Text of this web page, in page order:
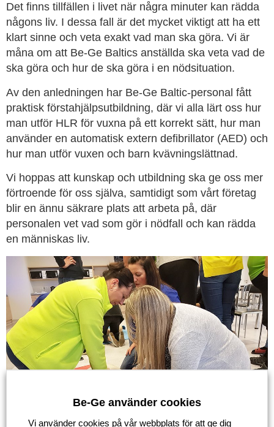
Det finns tillfällen i livet när några minuter kan rädda
någons liv. I dessa fall är det mycket viktigt att ha ett
klart sinne och veta exakt vad man ska göra. Vi är
måna om att Be-Ge Baltics anställda ska veta vad de
ska göra och hur de ska göra i en nödsituation.
Av den anledningen har Be-Ge Baltic-personal fått
praktisk förstahjälpsutbildning, där vi alla lärt oss hur
man utför HLR för vuxna på ett korrekt sätt, hur man
använder en automatisk extern defibrillator (AED) och
hur man utför vuxen och barn kvävningslättnad.
Vi hoppas att kunskap och utbildning ska ge oss mer
förtroende för oss själva, samtidigt som vårt företag
blir en ännu säkrare plats att arbeta på, där
personalen vet vad som gör i nödfall och kan rädda
en människas liv.
Be-Ge använder cookies
Vi använder cookies på vår webbplats för att ge dig